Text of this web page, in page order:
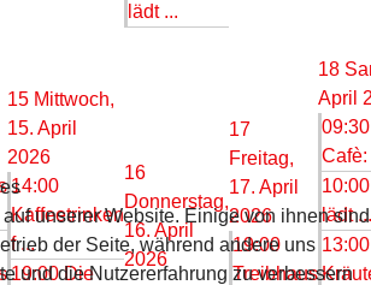
lädt ...
15 Mittwoch,
15. April
2026
14:00
Kaffeetrinken
f ...
19:00 Die
16
Donnerstag,
16. April
2026
17
Freitag,
17. April
2026
19:00
Treibhaus
18
April
Cafè:
lädt ...
13:00
unserer Website. Einige von ihnen sind
der Seite, während andere uns
und die Nutzererfahrung zu verbessern